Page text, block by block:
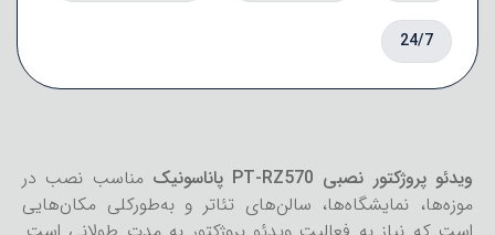
24/7
ویدئو پروژکتور نصبی PT-RZ570 پاناسونیک
مناسب نصب در
موزه‌ها، نمایشگاه‌ها، سالن‌های تئاتر و به‌طورکلی مکان‌هایی